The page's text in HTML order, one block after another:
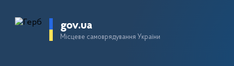
gov.ua
Місцеве самоврядування України